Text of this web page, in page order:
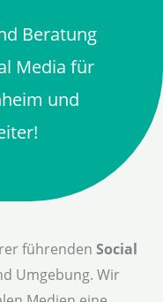
Beratung
Media für
und
führenden Social
Umgebung. Wir